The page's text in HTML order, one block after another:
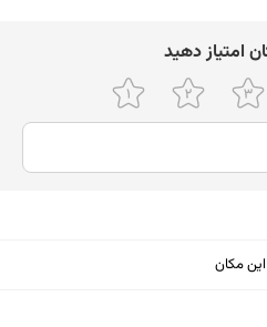
اﻣﺘﯿﺎز دﻫﯿﺪ
مکان